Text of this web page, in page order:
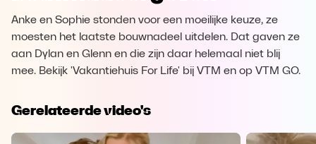
Anke en Sophie stonden voor een moeilijke keuze, ze
moesten het laatste bouwnadeel uitdelen. Dat gaven ze
aan Dylan en Glenn en die zijn daar helemaal niet blij
mee. Bekijk 'Vakantiehuis For Life' bij VTM en op VTM GO.
Gerelateerde video's